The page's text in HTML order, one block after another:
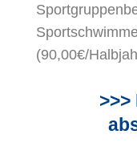
(90,00€/